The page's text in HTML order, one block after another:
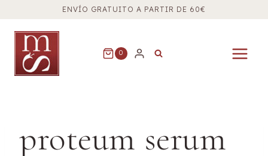
contenido
ENVÍO GRATUITO A PARTIR DE 60€
0
proteum serum